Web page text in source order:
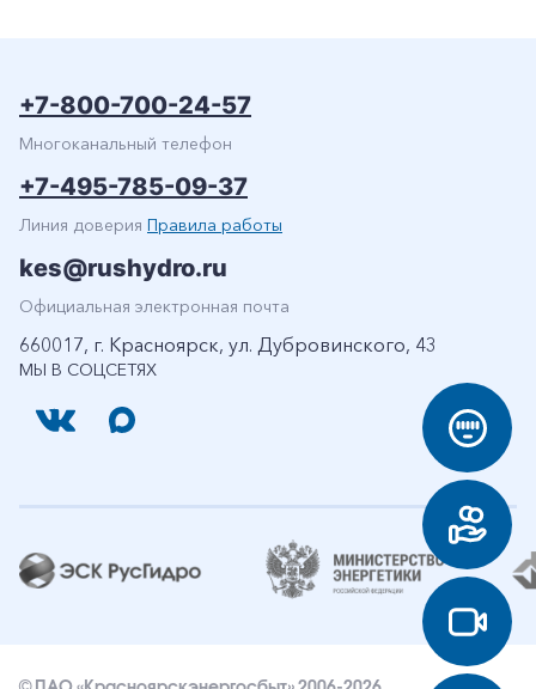
МЫ В СОЦСЕТЯХ
+7-800-700-24-57
Многоканальный телефон
+7-495-785-09-37
Линия доверия Правила работы
kes@rushydro.ru
Официальная электронная почта
660017, г. Красноярск, ул. Дубровинского, 43